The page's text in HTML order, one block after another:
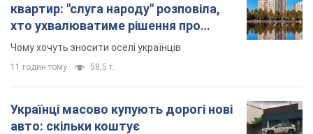
квартир: "слуга народу" розповіла,
хто ухвалюватиме рішення про
знесення будинків
Чому хочуть зносити оселі українців
11 годин тому 58,5 т.
Українці масово купують дорогі нові
авто: скільки коштує